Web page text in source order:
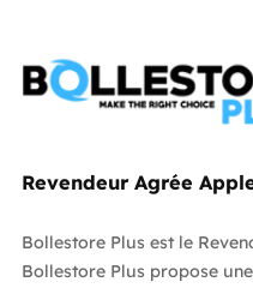
Revendeur Agrée
Bollestore Plus est le
Bollestore Plus propose